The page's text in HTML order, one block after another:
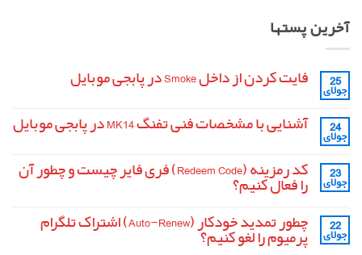
آخرین پستها
25
جولای
فایت کردن از داخل Smoke در پابجی موبایل
برای
فایت
Smoke
در
پابجی
ثبت
نشده 24
جولای
آشنایی با مشخصات فنی تفنگ MK14 در پابجی موبایل
برای
آشنایی
با
مشخصات
تفنگ
MK14
در
پابجی
ثبت
نشده 23
جولای
کد رمزینه (Redeem Code) فری فایر چیست و چطور آن
را فعال کنیم؟
برای
کد
رمزینه
ثبت
نشده 22
جولای
چطور تمدید خودکار (Auto-Renew) اشتراک تلگرام
پرمیوم را لغو کنیم؟